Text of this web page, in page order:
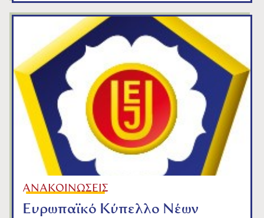
ΑΝΑΚΟΙΝΩΣΕΙΣ
Ευρωπαϊκό Κύπελλο Νέων